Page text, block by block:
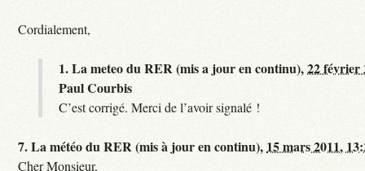
Cordialement,
1.La meteo du RER (mis a jour en continu),22 février
Paul Courbis
C’est corrigé. Merci de l’avoir signalé !
7.La météo du RER (mis à jour en continu), 15 mars 2011,
Cher Monsieur,